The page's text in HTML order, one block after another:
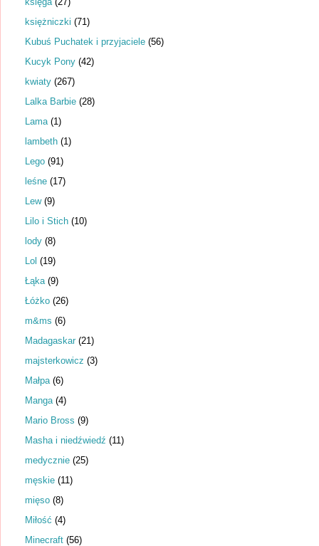
księżniczki (71)
Kubuś Puchatek i przyjaciele (56)
Kucyk Pony (42)
kwiaty (267)
Lalka Barbie (28)
Lama (1)
lambeth (1)
Lego (91)
leśne (17)
Lew (9)
Lilo i Stich (10)
lody (8)
Lol (19)
Łąka (9)
Łóżko (26)
m&ms (6)
Madagaskar (21)
majsterkowicz (3)
Małpa (6)
Manga (4)
Mario Bross (9)
Masha i niedźwiedź (11)
medycznie (25)
męskie (11)
mięso (8)
Miłość (4)
Minecraft (56)